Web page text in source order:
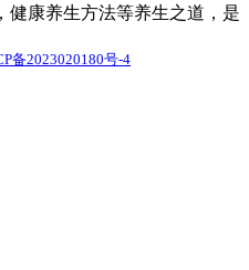
健康养生方法等养生之道，是
备2023020180号-4